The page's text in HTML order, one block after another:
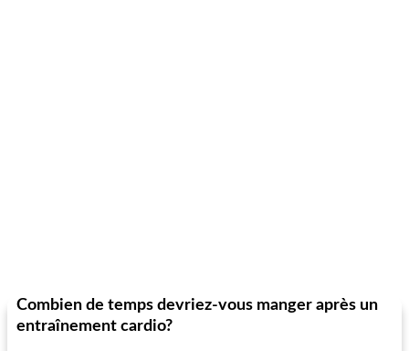
Combien de temps devriez-vous manger après un
entraînement cardio?